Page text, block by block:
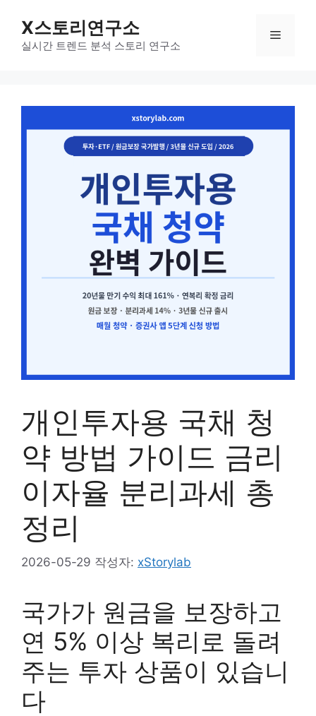
X스토리연구소
실시간 트렌드 분석 스토리 연구소
메
개인투자용 국채 청
약 방법 가이드 금리
이자율 분리과세 총
정리
2026-05-29 작성자: xStorylab
국가가 원금을 보장하고
연 5% 이상 복리로 돌려
주는 투자 상품이 있습니
다